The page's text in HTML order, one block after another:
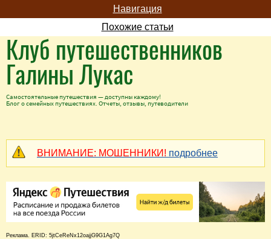
Навигация
Похожие статьи
Клуб путешественников
Галины Лукас
Самостоятельные путешествия — доступны каждому!
Блог о семейных путешествиях. Отчеты, отзывы, путеводители
ВНИМАНИЕ: МОШЕННИКИ! подробнее
Реклама. ERID: 5jtCeReNx12oajjG9G1Ag7Q